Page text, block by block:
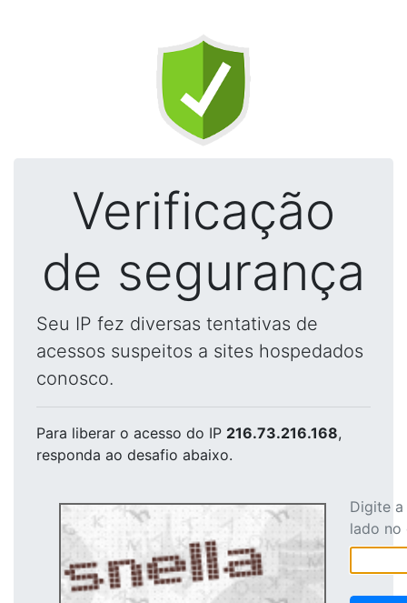
Verificação
de segurança
Seu IP fez diversas tentativas de
acessos suspeitos a sites hospedados
conosco.
Para liberar o acesso do IP 216.73.216.168,
responda ao desafio abaixo.
Digite
lado no